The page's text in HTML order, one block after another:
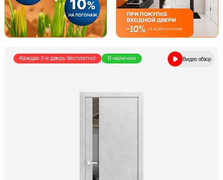
Каждая 3-я дверь бесплатно! В наличии Видео обзор